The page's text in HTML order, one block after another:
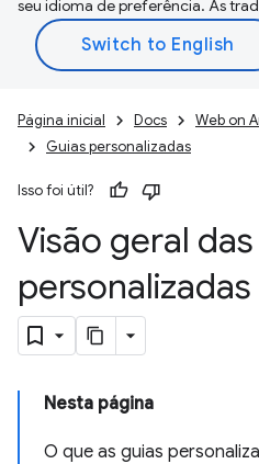
seu idioma de preferência. As
Página inicial Docs
Web on
Guias personalizadas
Isso foi útil?
Visão geral
Nesta página
O que as guias